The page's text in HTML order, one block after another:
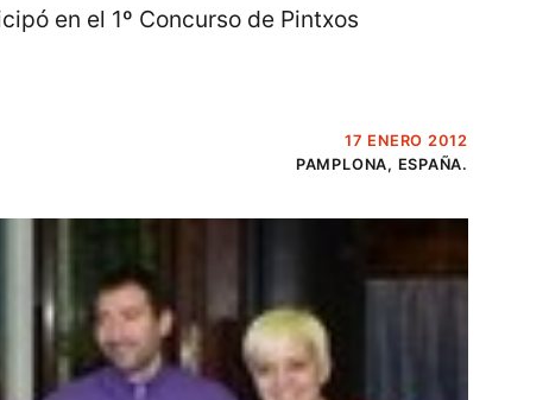
en el 1º Concurso de Pintxos
17 ENERO 2012
PAMPLONA, ESPAÑA.